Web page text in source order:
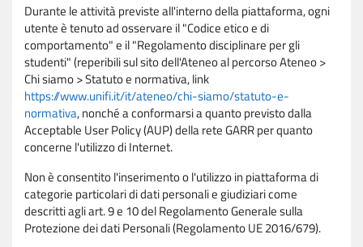
Durante le attività previste all'interno della piattaforma, ogni
utente è tenuto ad osservare il "Codice etico e di
comportamento" e il "Regolamento disciplinare per gli
studenti" (reperibili sul sito dell'Ateneo al percorso Ateneo >
Chi siamo > Statuto e normativa, link
https://www.unifi.it/it/ateneo/chi-siamo/statuto-e-
normativa, nonché a conformarsi a quanto previsto dalla
Acceptable User Policy (AUP) della rete GARR per quanto
concerne l'utilizzo di Internet.
Non è consentito l'inserimento o l'utilizzo in piattaforma di
categorie particolari di dati personali e giudiziari come
descritti agli art. 9 e 10 del Regolamento Generale sulla
Protezione dei dati Personali (Regolamento UE 2016/679).